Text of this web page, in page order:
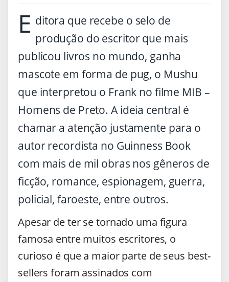
E ditora que recebe o selo de
produção do escritor que mais
publicou livros no mundo, ganha
mascote em forma de pug, o Mushu
que interpretou o Frank no filme MIB –
Homens de Preto. A ideia central é
chamar a atenção justamente para o
autor recordista no Guinness Book
com mais de mil obras nos gêneros de
ficção, romance, espionagem, guerra,
policial, faroeste, entre outros.
Apesar de ter se tornado uma figura
famosa entre muitos escritores, o
curioso é que a maior parte de seus best-
sellers foram assinados com